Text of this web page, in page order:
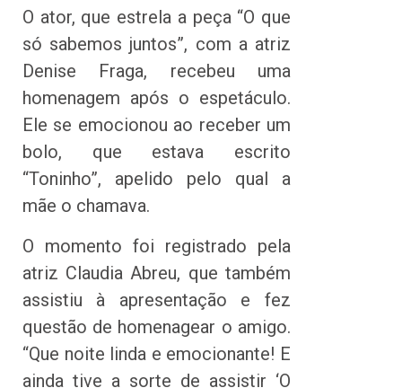
O ator, que estrela a peça “O que
só sabemos juntos”, com a atriz
Denise Fraga, recebeu uma
homenagem após o espetáculo.
Ele se emocionou ao receber um
bolo, que estava escrito
“Toninho”, apelido pelo qual a
mãe o chamava.
O momento foi registrado pela
atriz Claudia Abreu, que também
assistiu à apresentação e fez
questão de homenagear o amigo.
“Que noite linda e emocionante! E
ainda tive a sorte de assistir ‘O